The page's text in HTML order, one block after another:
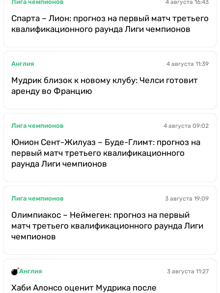
Лига чемпионов 4 августа 16:43
Спарта – Лион: прогноз на первый матч третьего
квалификационного раунда Лиги чемпионов
Англия 4 августа 11:39
Мудрик близок к новому клубу: Челси готовит
аренду во Францию
Лига чемпионов 4 августа 09:02
Юнион Сент-Жилуаз – Буде-Глимт: прогноз на
первый матч третьего квалификационного
раунда Лиги чемпионов
Лига чемпионов 3 августа 19:09
Олимпиакос – Неймеген: прогноз на первый
матч третьего квалификационного раунда Лиги
чемпионов
Англия 3 августа 11:27
Хаби Алонсо оценит Мудрика после